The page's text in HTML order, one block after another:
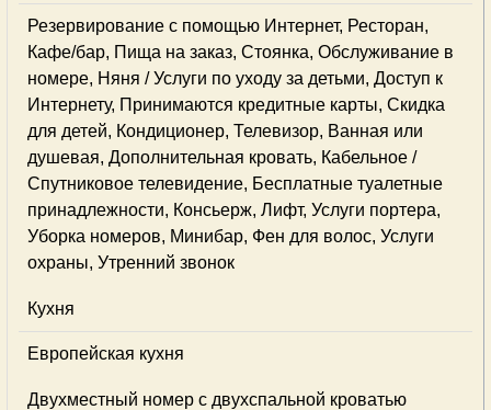
Резервирование с помощью Интернет, Ресторан,
Кафе/бар, Пища на заказ, Стоянка, Обслуживание в
номере, Няня / Услуги по уходу за детьми, Доступ к
Интернету, Принимаются кредитные карты, Скидка
для детей, Кондиционер, Телевизор, Ванная или
душевая, Дополнительная кровать, Кабельное /
Спутниковое телевидение, Бесплатные туалетные
принадлежности, Консьерж, Лифт, Услуги портера,
Уборка номеров, Минибар, Фен для волос, Услуги
охраны, Утренний звонок
Кухня
Европейская кухня
Двухместный номер с двухспальной кроватью